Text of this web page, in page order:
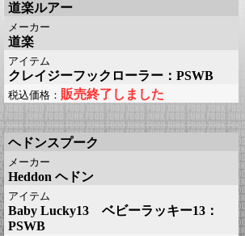
道楽ルアー
メーカー
道楽
アイテム
クレイジーフックローラー：PSWB
税込価格： 販売終了しました
ヘドンスプーク
メーカー
Heddon ヘドン
アイテム
Baby Lucky13 ベビーラッキー13：
PSWB